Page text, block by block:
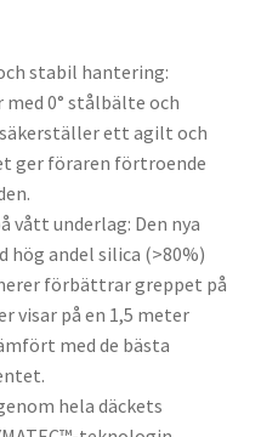
stabil hantering:
0° stålbälte och
ett agilt och
ger föraren förtroende
vått underlag: Den nya
hög andel silica (>80%)
förbättrar greppet på
visar på en 1,5 meter
med de bästa
hela däckets